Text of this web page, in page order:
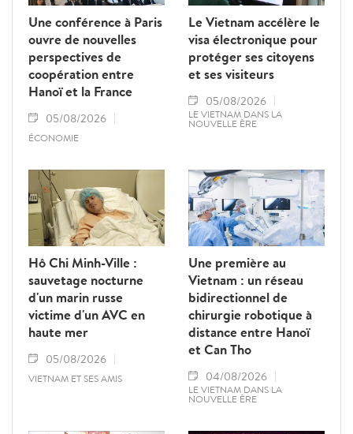
Une conférence à Paris
ouvre de nouvelles
perspectives de
coopération entre
Hanoï et la France
05/08/2026
ÉCONOMIE
Le Vietnam accélère le
visa électronique pour
protéger ses citoyens
et ses visiteurs
05/08/2026
LE VIETNAM DANS LA
NOUVELLE ÈRE
Hô Chi Minh-Ville :
sauvetage nocturne
d'un marin russe
victime d'un AVC en
haute mer
05/08/2026
VIETNAM ET SES AMIS
Une première au
Vietnam : un réseau
bidirectionnel de
chirurgie robotique à
distance entre Hanoï
et Can Tho
04/08/2026
LE VIETNAM DANS LA
NOUVELLE ÈRE